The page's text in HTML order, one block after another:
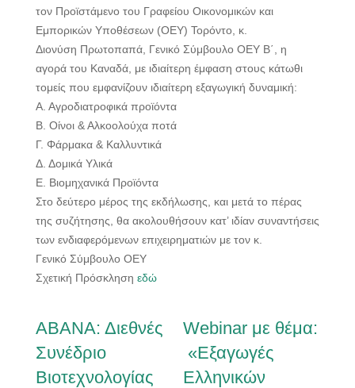
τον Προϊστάμενο του Γραφείου Οικονομικών και
Εμπορικών Υποθέσεων (ΟΕΥ) Τορόντο, κ.
Διονύση Πρωτοπαπά, Γενικό Σύμβουλο ΟΕΥ Β΄, η
αγορά του Καναδά, με ιδιαίτερη έμφαση στους κάτωθι
τομείς που εμφανίζουν ιδιαίτερη εξαγωγική δυναμική:
Α. Αγροδιατροφικά προϊόντα
Β. Οίνοι & Αλκοολούχα ποτά
Γ. Φάρμακα & Καλλυντικά
Δ. Δομικά Υλικά
Ε. Βιομηχανικά Προϊόντα
Στο δεύτερο μέρος της εκδήλωσης, και μετά το πέρας
της συζήτησης, θα ακολουθήσουν κατ’ ιδίαν συναντήσεις
των ενδιαφερόμενων επιχειρηματιών με τον κ.
Γενικό Σύμβουλο ΟΕΥ
Σχετική Πρόσκληση εδώ
ΑΒΑΝΑ: Διεθνές
Συνέδριο
Βιοτεχνολογίας
Webinar με θέμα:
«Εξαγωγές
Ελληνικών